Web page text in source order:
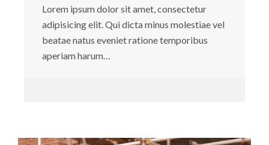
Lorem ipsum dolor sit amet, consectetur
adipisicing elit. Qui dicta minus molestiae vel
beatae natus eveniet ratione temporibus
aperiam harum…